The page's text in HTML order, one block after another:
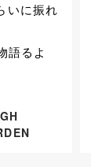
いに振れ
語るよ